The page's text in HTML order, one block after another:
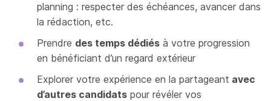
planning : respecter des échéances, avancer dans
la rédaction, etc.
Prendre des temps dédiés à votre progression
en bénéficiant d’un regard extérieur
Explorer votre expérience en la partageant avec
d’autres candidats pour révéler vos